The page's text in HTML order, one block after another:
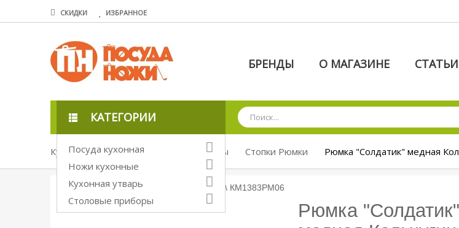
СКИДКИ ИЗБРАННОЕ
БРЕНДЫ О МАГАЗИНЕ СТАТЬИ
КАТЕГОРИИ
Посуда кухонная
Ножи кухонные
Кухонная утварь
Столовые приборы
Кухонная утварь Барные аксессуары Стопки Рюмки Рюмка "Солдатик" медная
Увеличить
Рюмка "Солдатик"